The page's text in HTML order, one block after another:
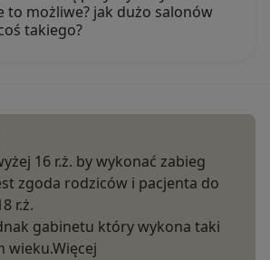
to możliwe? jak dużo salonów
takiego?
16 r.ż. by wykonać zabieg
zgoda rodziców i pacjenta do
r.ż.
gabinetu który wykona taki
wieku.Więcej